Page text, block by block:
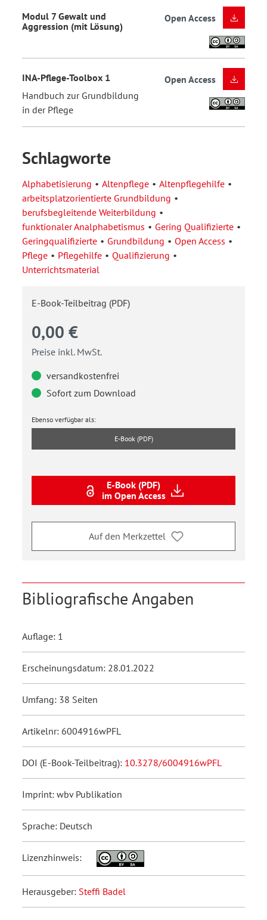
Modul 7 Gewalt und
Aggression (mit Lösung)
Open Access
INA-Pflege-Toolbox 1
Handbuch zur Grundbildung
in der Pflege
Open Access
Schlagworte
Alphabetisierung Altenpflege
Altenpflegehilfe
arbeitsplatzorientierte Grundbildung
berufsbegleitende Weiterbildung
funktionaler Analphabetismus
Gering Qualifizierte
Geringqualifizierte
Grundbildung
Open Access
Pflege
Pflegehilfe
Qualifizierung
Unterrichtsmaterial
E-Book-Teilbeitrag (PDF)
0,00 €
Preise inkl. MwSt.
versandkostenfrei
Sofort zum Download
Ebenso verfügbar als:
E-Book (PDF)
E-Book (PDF)
im Open Access
Auf den Merkzettel
Bibliografische Angaben
Auflage: 1
Erscheinungsdatum: 28.01.2022
Umfang: 38 Seiten
Artikelnr: 6004916wPFL
DOI (E-Book-Teilbeitrag): 10.3278/6004916wPFL
Imprint: wbv Publikation
Sprache: Deutsch
Lizenzhinweis:
Herausgeber: Steffi Badel